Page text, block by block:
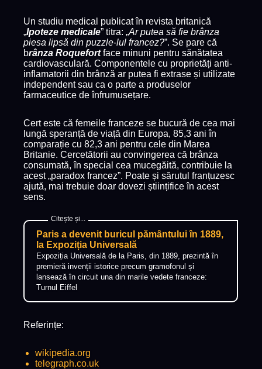
Un studiu medical publicat în revista britanică
„Ipoteze medicale” titra: „Ar putea să fie brânza
piesa lipsă din puzzle-lul francez?”. Se pare că
brânza Roquefortface minuni pentru sănătatea
cardiovasculară. Componentele cu proprietăți anti-
inflamatorii din brânză ar putea fi extrase și utilizate
independent sau ca o parte a produselor
farmaceutice de înfrumusețare.
Cert este că femeile franceze se bucură de cea mai
lungă speranță de viață din Europa, 85,3 ani în
comparație cu 82,3 ani pentru cele din Marea
Britanie. Cercetătorii au convingerea că brânza
consumată, în special cea mucegăită, contribuie la
acest „paradox francez”. Poate și sărutul franțuzesc
ajută, mai trebuie doar dovezi științifice în acest
sens.
Paris a devenit buricul pământului în 1889,
la Expoziția Universală
Expoziția Universală de la Paris, din 1889, prezintă în
premieră invenții istorice precum gramofonul și
lansează în circuit una din marile vedete franceze:
Turnul Eiffel
Referințe:
wikipedia.org
telegraph.co.uk